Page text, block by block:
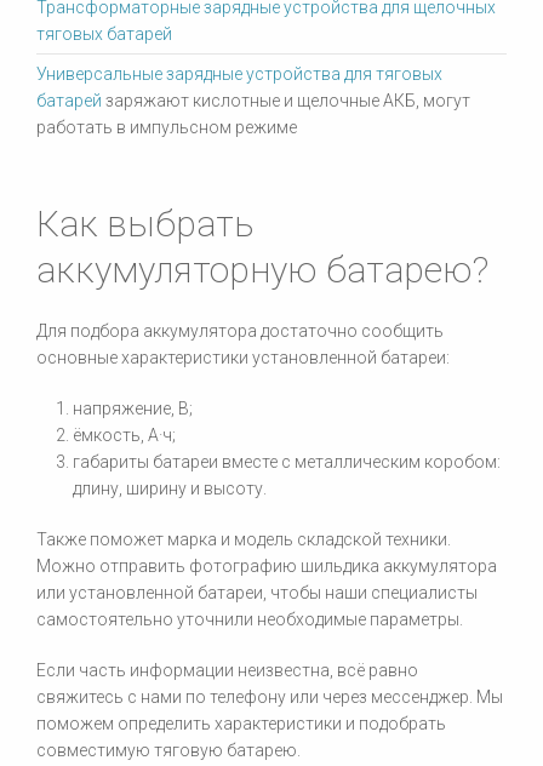
Трансформаторные зарядные устройства для щелочных
тяговых батарей
Универсальные зарядные устройства для тяговых
батарей заряжают кислотные и щелочные АКБ, могут
работать в импульсном режиме
Как выбрать
аккумуляторную батарею?
Для подбора аккумулятора достаточно сообщить
основные характеристики установленной батареи:
напряжение, В;
ёмкость, А·ч;
габариты батареи вместе с металлическим коробом:
длину, ширину и высоту.
Также поможет марка и модель складской техники.
Можно отправить фотографию шильдика аккумулятора
или установленной батареи, чтобы наши специалисты
самостоятельно уточнили необходимые параметры.
Если часть информации неизвестна, всё равно
свяжитесь с нами по телефону или через мессенджер. Мы
поможем определить характеристики и подобрать
совместимую тяговую батарею.